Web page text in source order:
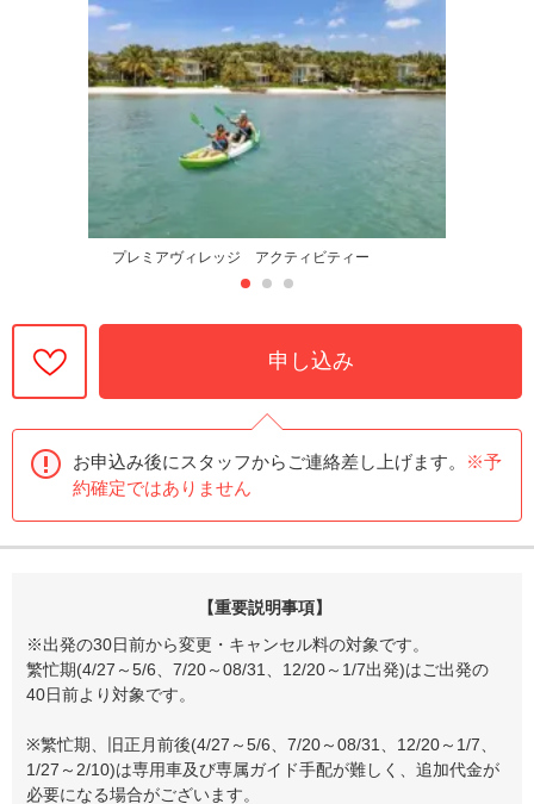
プレミアヴィレッジ アクティビティー
申し込み
お申込み後にスタッフからご連絡差し上げます。
※予
約確定ではありません
【重要説明事項】
※出発の30日前から変更・キャンセル料の対象です。
繁忙期(4/27～5/6、7/20～08/31、12/20～1/7出発)はご出発の
40日前より対象です。
※繁忙期、旧正月前後(4/27～5/6、7/20～08/31、12/20～1/7、
1/27～2/10)は専用車及び専属ガイド手配が難しく、追加代金が
必要になる場合がございます。